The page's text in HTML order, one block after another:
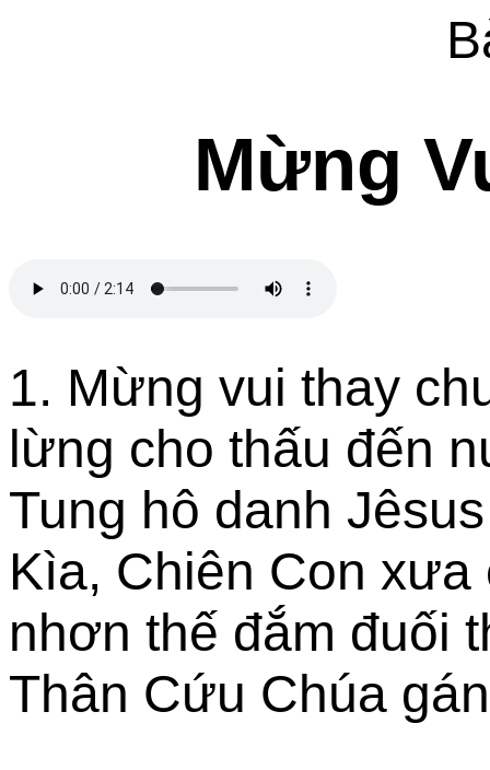
Mừng
1. Mừng vui thay
lừng cho thấu đến
Tung hô danh
Kìa, Chiên Con
nhơn thế đắm đuối
Thân Cứu Chúa